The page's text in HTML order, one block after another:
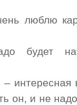
люблю
будет
он, и не